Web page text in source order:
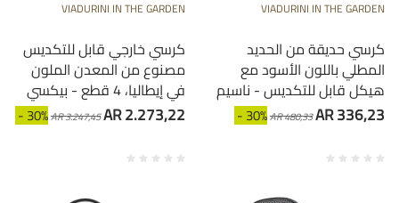
VIADURINI IN THE GARDEN
كرسي خارجي قابل للتكديس
مصنوع من المعدن الملون
في إيطاليا، 4 قطع - بيكسي
- 30%AR 3.247,45AR 2.273,22
VIADURINI IN THE GARDEN
كرسي حديقة من الحديد
المطلي باللون الأسود مع
هيكل قابل للتكديس - ناسيم
- 30%AR 480,33AR 336,23